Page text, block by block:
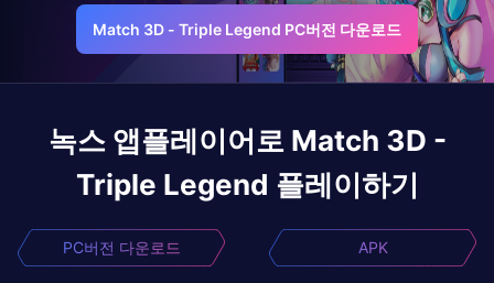
Match 3D - Triple Legend PC버전 다운로드
녹스 앱플레이어로 Match 3D -
Triple Legend 플레이하기
PC버전 다운로드 APK